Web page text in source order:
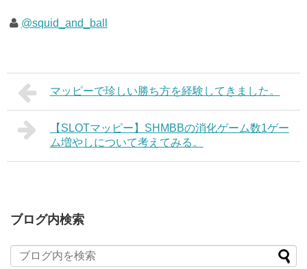
@squid_and_ball
マッピーで珍しい勝ち方を経験してきました。
【SLOTマッピー】SHMBBの消化ゲーム数1ゲー
ム増やしについて考えてみる。
ブログ内検索